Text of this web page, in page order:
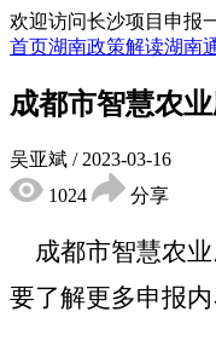
欢迎访问长沙项目申报
首页湖南政策解读湖南
成都市智慧农
吴亚斌 / 2023-03-16
1024
分享
成都市智慧农
要了解更多申报